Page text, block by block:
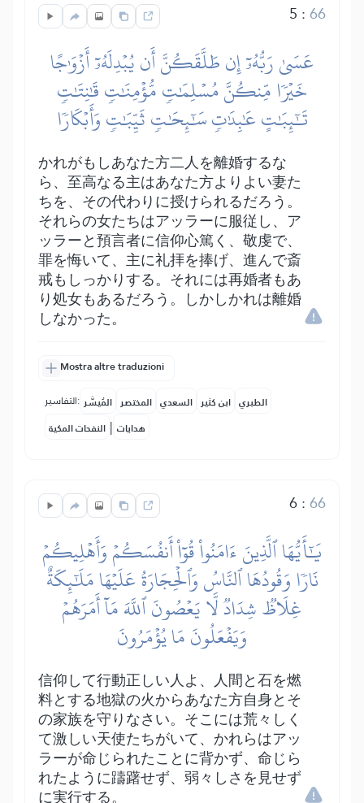
5 :66
عَسَىٰ رَبُّهُۥٓ إِن طَلَّقَكُنَّ أَن يُبۡدِلَهُۥٓ أَزۡوَٰجًا
خَيۡرٗا مِّنكُنَّ مُسۡلِمَٰتٖ مُّؤۡمِنَٰتٖ قَٰنِتَٰتٖ
تَٰٓئِبَٰتٍ عَٰبِدَٰتٖ سَٰٓئِحَٰتٖ ثَيِّبَٰتٖ وَأَبۡكَارٗا
かれがもしあなた方二人を離婚するな
ら、至高なる主はあなた方よりよい妻た
ちを、その代わりに授けられるだろう。
それらの女たちはアッラーに服従し、ア
ッラーと預言者に信仰心篤く、敬虔で、
罪を悔いて、主に礼拝を捧げ、進んで斎
戒もしっかりする。それには再婚者もあ
り処女もあるだろう。しかしかれは離婚
しなかった。
Mostra altre traduzioni
التفاسير: المُيسَّر المختصر السعدي ابن كثير الطبري
النفحات المكية | هدايات
6:66
يَٰٓأَيُّهَا ٱلَّذِينَ ءَامَنُواْ قُوٓاْ أَنفُسَكُمۡ وَأَهۡلِيكُمۡ
نَارٗا وَقُودُهَا ٱلنَّاسُ وَٱلۡحِجَارَةُ عَلَيۡهَا مَلَٰٓئِكَةٌ
غِلَاظٞ شِدَادٞ لَّا يَعۡصُونَ ٱللَّهَ مَآ أَمَرَهُمۡ
وَيَفۡعَلُونَ مَا يُؤۡمَرُونَ
信仰して行動正しい人よ、人間と石を燃
料とする地獄の火からあなた方自身とそ
の家族を守りなさい。そこには荒々しく
て激しい天使たちがいて、かれらはアッ
ラーが命じられたことに背かず、命じら
れたように躊躇せず、弱々しさを見せず
に実行する。